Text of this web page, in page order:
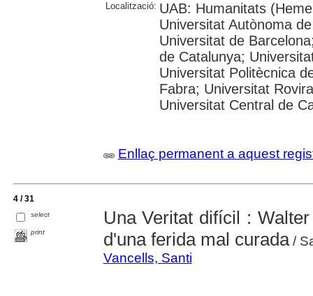
Localització: UAB: Humanitats
Universitat Autònoma
Universitat de
de Catalunya;
Universitat Politècnica
Fabra; Universitat
Universitat Central de
Enllaç permanent a aquest
4 / 31
select
print
Una Veritat difícil :
d'una ferida mal curada/
Vancells, Santi